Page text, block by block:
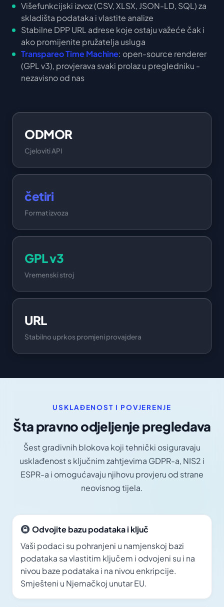
Višefunkcijski izvoz (CSV, XLSX, JSON-LD, SQL) za
skladišta podataka i vlastite analize
Stabilne DPP URL adrese koje ostaju važeće čak i
ako promijenite pružatelja usluga
Transpareo Time Machine: open-source renderer
(GPL v3), provjerava svaki prolaz u pregledniku -
nezavisno od nas
ODMOR
Cjeloviti API
četiri
Format izvoza
GPL v3
Vremenski stroj
URL
Stabilno uprkos promjeni provajdera
USKLAĐENOST I POVJERENJE
Šta pravno odjeljenje pregledava
Šest gradivnih blokova koji tehnički osiguravaju
usklađenost s ključnim zahtjevima GDPR-a, NIS2 i
ESPR-a i omogućavaju njihovu provjeru od strane
neovisnog tijela.
Odvojite bazu podataka i ključ
Vaši podaci su pohranjeni u namjenskoj bazi
podataka sa vlastitim ključem i odvojeni su i na
nivou baze podataka i na nivou enkripcije.
Smješteni u Njemačkoj unutar EU.